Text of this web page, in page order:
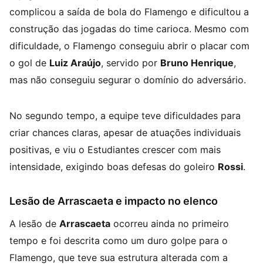
complicou a saída de bola do Flamengo e dificultou a
construção das jogadas do time carioca. Mesmo com
dificuldade, o Flamengo conseguiu abrir o placar com
o gol de Luiz Araújo, servido por Bruno Henrique,
mas não conseguiu segurar o domínio do adversário.
No segundo tempo, a equipe teve dificuldades para
criar chances claras, apesar de atuações individuais
positivas, e viu o Estudiantes crescer com mais
intensidade, exigindo boas defesas do goleiro Rossi.
Lesão de Arrascaeta e impacto no elenco
A lesão de Arrascaeta ocorreu ainda no primeiro
tempo e foi descrita como um duro golpe para o
Flamengo, que teve sua estrutura alterada com a